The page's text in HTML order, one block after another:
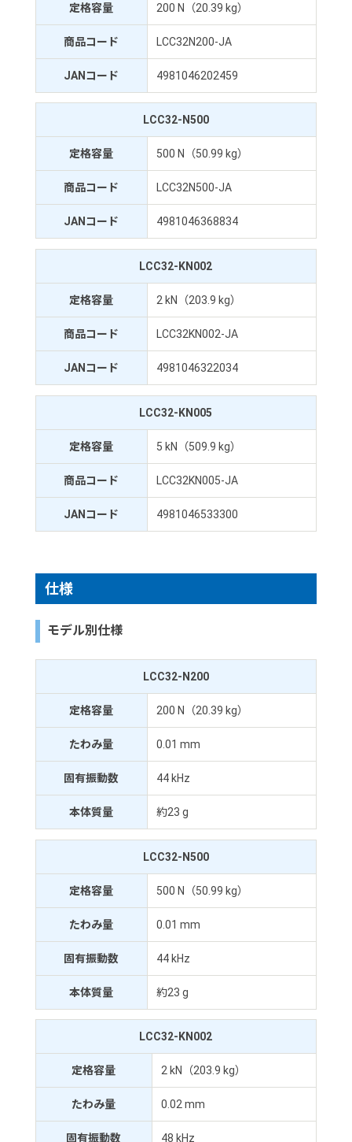
定格容量 200 N（20.39 kg）
商品コード LCC32N200-JA
JANコード 4981046202459
LCC32-N500
定格容量 500 N（50.99 kg）
商品コード LCC32N500-JA
JANコード 4981046368834
LCC32-KN002
定格容量 2 kN（203.9 kg）
商品コード LCC32KN002-JA
JANコード 4981046322034
LCC32-KN005
定格容量 5 kN（509.9 kg）
商品コード LCC32KN005-JA
JANコード 4981046533300
仕様
モデル別仕様
LCC32-N200
定格容量 200 N（20.39 kg）
たわみ量 0.01 mm
固有振動数 44 kHz
本体質量 約23 g
LCC32-N500
定格容量 500 N（50.99 kg）
たわみ量 0.01 mm
固有振動数 44 kHz
本体質量 約23 g
LCC32-KN002
定格容量 2 kN（203.9 kg）
たわみ量 0.02 mm
固有振動数 48 kHz